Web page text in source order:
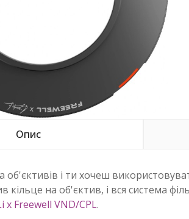
Опис
об'єктивів і ти хочеш
кільце на об'єктив, і вся система
x Freewell VND/CPL.